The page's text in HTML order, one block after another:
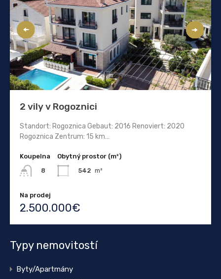
2 vily v Rogoznici
Standort: Rogoznica Gebaut: 2016 Renoviert: 2020
Rogoznica Zentrum: 15 km…
Koupelna
8
Obytný prostor (m²)
542 m²
Na prodej
2.500.000€
Typy nemovitostí
Byty/Apartmány